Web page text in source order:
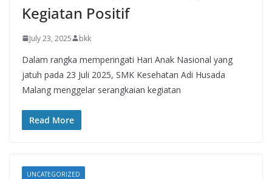
Kegiatan Positif
July 23, 2025 bkk
Dalam rangka memperingati Hari Anak Nasional yang
jatuh pada 23 Juli 2025, SMK Kesehatan Adi Husada
Malang menggelar serangkaian kegiatan
Read More
UNCATEGORIZED